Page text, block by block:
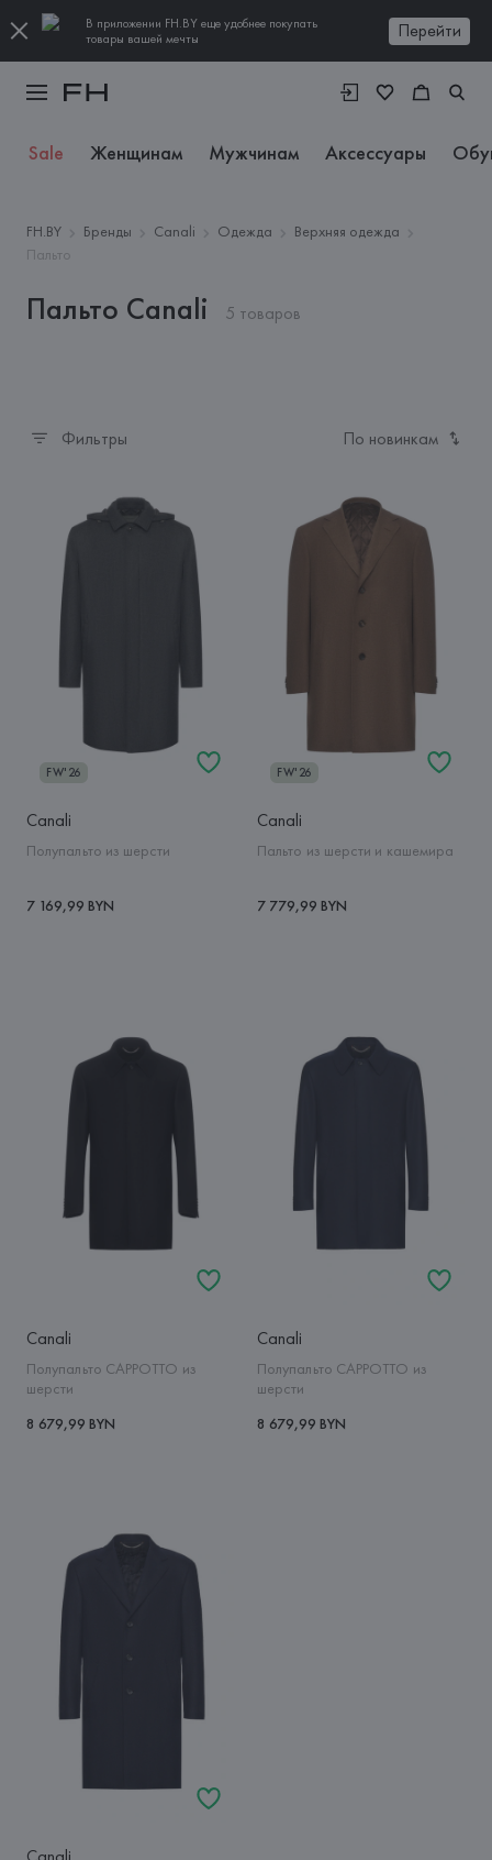
В приложении FH.BY еще удобнее покупать
товары вашей мечты
Перейти
Sale Женщинам Мужчинам Аксессуары
FH.BY Бренды Canali Одежда
Верхняя одежда
Пальто
Пальто Canali 5 товаров
Фильтры По новинкам
FW'26
Canali
Полупальто из шерсти
7 169,99 BYN
FW'26
Canali
Пальто из шерсти и кашемира
7 779,99 BYN
Canali
Полупальто CAPPOTTO из
шерсти
8 679,99 BYN
Canali
Полупальто CAPPOTTO из
шерсти
8 679,99 BYN